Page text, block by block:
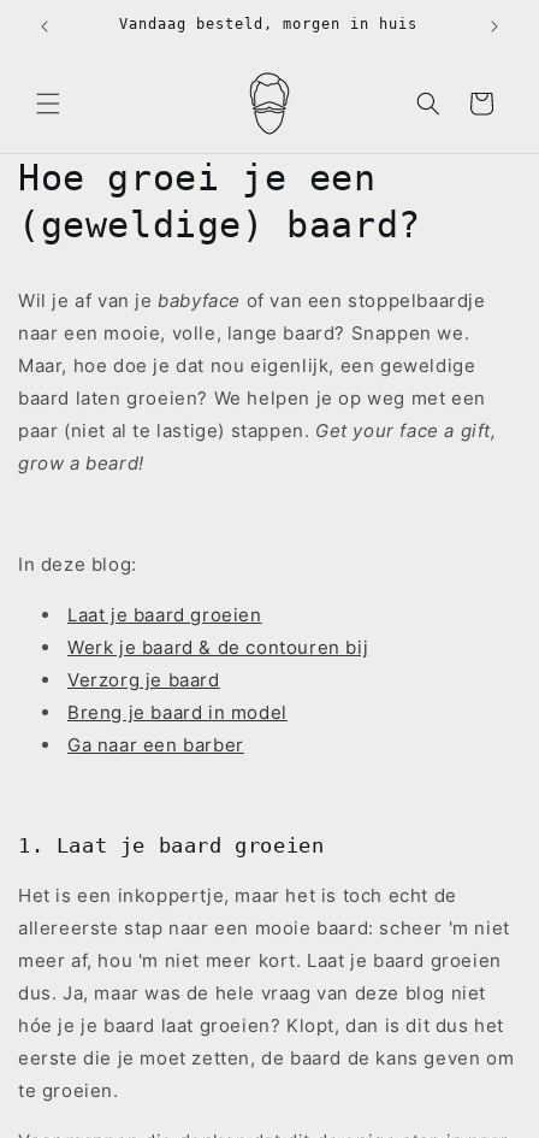
naar de
Vandaag besteld, morgen in huis
Winkelwagen
Hoe groei je een
(geweldige) baard?
Wil je af van jebabyface of van een stoppelbaardje
naar een mooie, volle, lange baard? Snappen we.
Maar, hoe doe je dat nou eigenlijk, een geweldige
baard laten groeien? We helpen je op weg met een
paar (niet al te lastige) stappen. Get your face a gift,
grow a beard!
In deze blog:
Laat je baard groeien
Werk je baard & de contouren bij
Verzorg je baard
Breng je baard in model
Ga naar een barber
1. Laat je baard groeien
Het is een inkoppertje, maar het is toch echt de
allereerste stap naar een mooie baard: scheer 'm niet
meer af, hou 'm niet meer kort. Laat je baard groeien
dus. Ja, maar was de hele vraag van deze blog niet
hóe je je baard laat groeien? Klopt, dan is dit dus het
eerste die je moet zetten, de baard de kans geven om
te groeien.